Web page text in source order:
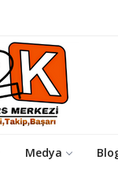
Medya